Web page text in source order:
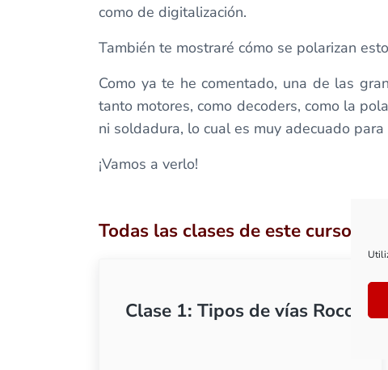
como de digitalización.
También te mostraré cómo se polarizan
Como ya te he comentado, una de las
tanto motores, como decoders, como la
ni soldadura, lo cual es muy adecuado
¡Vamos a verlo!
Todas las clases de este curso
Clase 1: Tipos de vías Roco